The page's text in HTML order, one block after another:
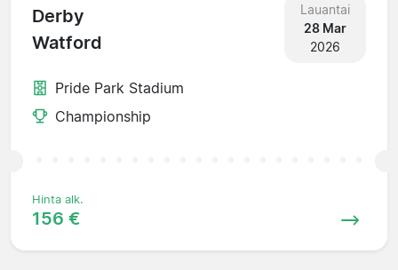
Derby
Watford
Lauantai
28 Mar
2026
Pride Park Stadium
Championship
Hinta alk.
156 €